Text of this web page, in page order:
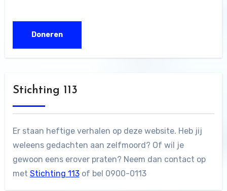
Stichting 113
Er staan heftige verhalen op deze website. Heb jij
weleens gedachten aan zelfmoord? Of wil je
gewoon eens erover praten? Neem dan contact op
met Stichting 113of bel 0900-0113